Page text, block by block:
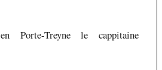
Porte-Treyne le cappitaine